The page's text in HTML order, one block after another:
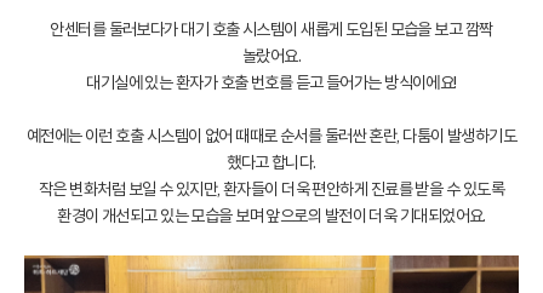
안센터를 둘러보다가 대기 호출 시스템이 새롭게 도입된 모습을 보고 깜짝
놀랐어요.
대기실에 있는 환자가 호출 번호를 듣고 들어가는 방식이에요!
예전에는 이런 호출 시스템이 없어 때때로 순서를 둘러싼 혼란, 다툼이 발생하기도
했다고 합니다.
작은 변화처럼 보일 수 있지만, 환자들이 더욱 편안하게 진료를 받을 수 있도록
환경이 개선되고 있는 모습을 보며 앞으로의 발전이 더욱 기대되었어요.